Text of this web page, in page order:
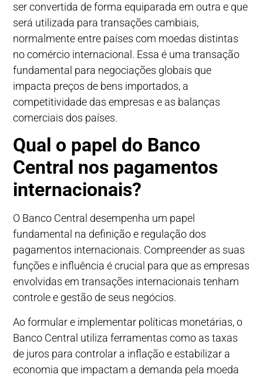
ser convertida de forma equiparada em outra e que
será utilizada para transações cambiais,
normalmente entre países com moedas distintas
no comércio internacional. Essa é uma transação
fundamental para negociações globais que
impacta preços de bens importados, a
competitividade das empresas e as balanças
comerciais dos países.
Qual o papel do Banco
Central nos pagamentos
internacionais?
O Banco Central desempenha um papel
fundamental na definição e regulação dos
pagamentos internacionais. Compreender as suas
funções e influência é crucial para que as empresas
envolvidas em transações internacionais tenham
controle e gestão de seus negócios.
Ao formular e implementar políticas monetárias, o
Banco Central utiliza ferramentas como as taxas
de juros para controlar a inflação e estabilizar a
economia que impactam a demanda pela moeda